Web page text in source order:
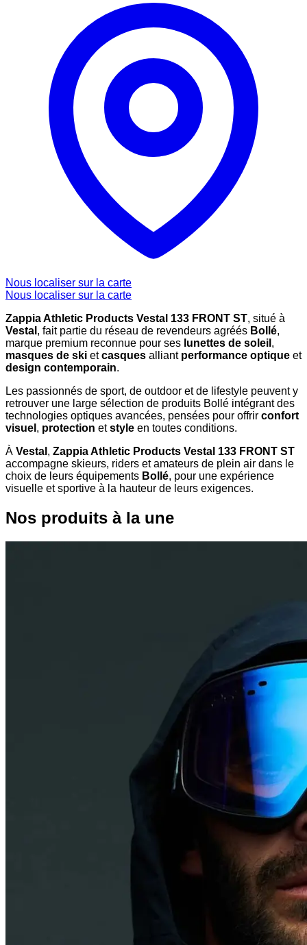
Nous localiser sur la carte
Nous localiser sur la carte
Zappia Athletic Products Vestal 133 FRONT ST, situé à
Vestal , fait partie du réseau de revendeurs agréés Bollé,
marque premium reconnue pour ses lunettes de soleil ,
masques de ski etcasques alliant performance optique et
design contemporain.
Les passionnés de sport, de outdoor et de lifestyle peuvent y
retrouver une large sélection de produits Bollé intégrant des
technologies optiques avancées, pensées pour offrir confort
visuel , protection etstyle en toutes conditions.
À Vestal , Zappia Athletic Products Vestal 133 FRONT ST
accompagne skieurs, riders et amateurs de plein air dans le
choix de leurs équipements Bollé, pour une expérience
visuelle et sportive à la hauteur de leurs exigences.
Nos produits à la une